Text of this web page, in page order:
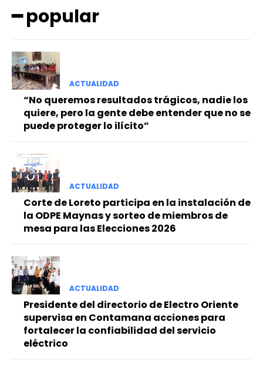
━ popular
ACTUALIDAD
“No queremos resultados trágicos, nadie los
quiere, pero la gente debe entender que no se
puede proteger lo ilícito”
ACTUALIDAD
Corte de Loreto participa en la instalación de
la ODPE Maynas y sorteo de miembros de
mesa para las Elecciones 2026
ACTUALIDAD
Presidente del directorio de Electro Oriente
supervisa en Contamana acciones para
fortalecer la confiabilidad del servicio
eléctrico